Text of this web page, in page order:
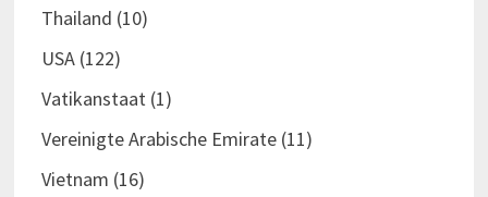
Thailand (10)
USA(122)
Vatikanstaat (1)
Vereinigte Arabische Emirate(11)
Vietnam (16)